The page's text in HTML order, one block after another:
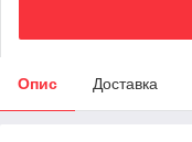
Опис Доставка